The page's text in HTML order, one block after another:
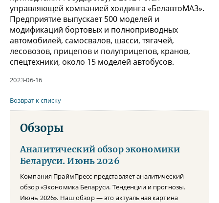
управляющей компанией холдинга «БелавтоМАЗ».
Предприятие выпускает 500 моделей и
модификаций бортовых и полноприводных
автомобилей, самосвалов, шасси, тягачей,
лесовозов, прицепов и полуприцепов, кранов,
спецтехники, около 15 моделей автобусов.
2023-06-16
Возврат к списку
Обзоры
Аналитический обзор экономики
Беларуси. Июнь 2026
Компания ПраймПресс представляет аналитический
обзор «Экономика Беларуси. Тенденции и прогнозы.
Июнь 2026». Наш обзор — это актуальная картина